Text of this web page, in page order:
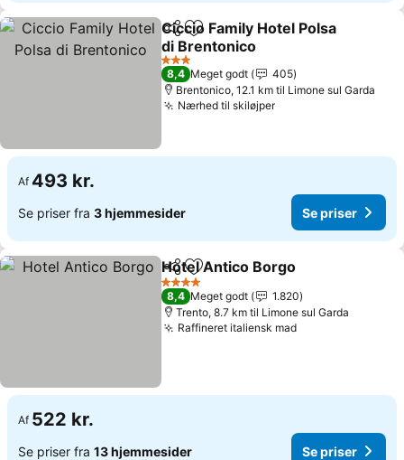
Del Føj til favoritter
Ciccio Family Hotel Polsa
di Brentonico
3 Stjerner
8,4 Meget godt
405
Brentonico, 12.1 km til Limone sul Garda
Nærhed til skiløjper
Af 493 kr.
Se priser fra 3 hjemmesider Se priser
Del Føj til favoritter
Hotel Antico Borgo
4 Stjerner
8,4 Meget godt
1.820
Trento, 8.7 km til Limone sul Garda
Raffineret italiensk mad
Af 522 kr.
Se priser fra 13 hjemmesider Se priser